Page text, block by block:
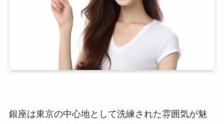
銀座は東京の中心地として洗練された雰囲気が魅